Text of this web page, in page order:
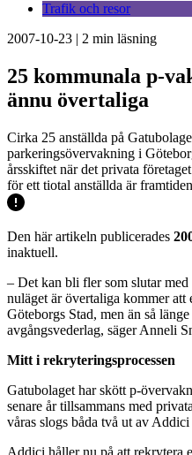
Trafik och resor
2007-10-23 | 2 min läsning
25 kommunala p-
ännu övertaliga
Cirka 25 anställda på
parkeringsövervakning i
årsskiftet när det privata
för ett tiotal anställda är
Den här artikeln publicerades
inaktuell.
– Det kan bli fler som slutar
nuläget är övertaliga kommer att
Göteborgs Stad, men än så
avgångsvederlag, säger Anneli
Mitt i rekryteringsprocessen
Gatubolaget har skött p-
senare år tillsammans med
våras slogs båda två ut av
Addici håller nu på att rekrytera